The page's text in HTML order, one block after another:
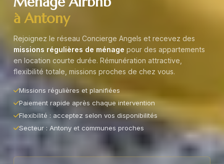
à Antony
Rejoignez le réseau Concierge Angels et recevez des
missions régulières de ménage pour des appartements
en location courte durée. Rémunération attractive,
flexibilité totale, missions proches de chez vous.
Missions régulières et planifiées
Paiement rapide après chaque intervention
Flexibilité : acceptez selon vos disponibilités
Secteur : Antony et communes proches